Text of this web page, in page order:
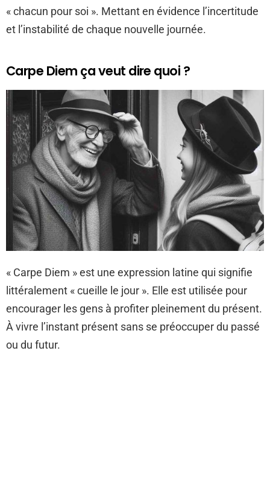
« chacun pour soi ». Mettant en évidence l’incertitude
et l’instabilité de chaque nouvelle journée.
Carpe Diem ça veut dire quoi ?
« Carpe Diem » est une expression latine qui signifie
littéralement « cueille le jour ». Elle est utilisée pour
encourager les gens à profiter pleinement du présent.
À vivre l’instant présent sans se préoccuper du passé
ou du futur.